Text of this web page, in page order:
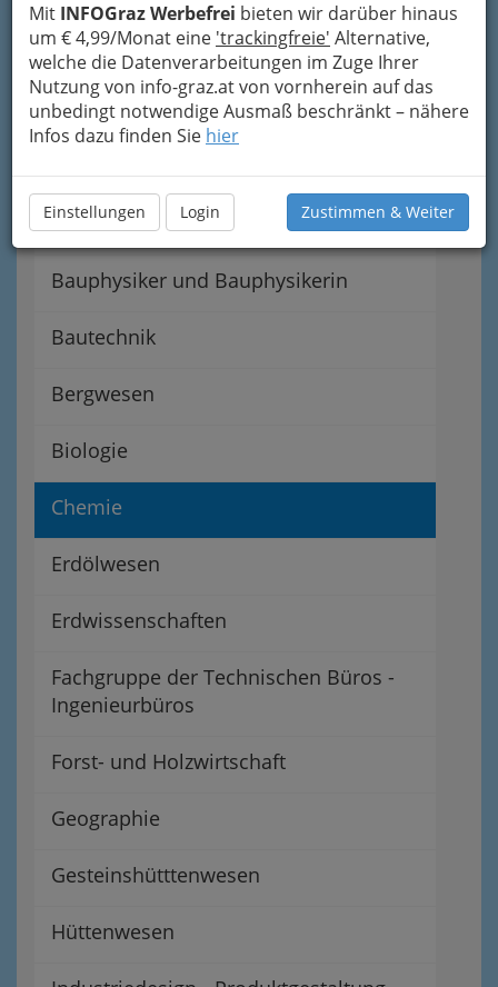
Mit INFOGraz Werbefrei bieten wir darüber hinaus
um € 4,99/Monat eine 'trackingfreie' Alternative,
welche die Datenverarbeitungen im Zuge Ihrer
Nutzung von info-graz.at von vornherein auf das
unbedingt notwendige Ausmaß beschränkt – nähere
Infos dazu finden Sie hier
Einstellungen Login Zustimmen & Weiter
Navigation
Elektrotechnik
Installationstechnik in Graz
und Graz Umgebung
Bauphysiker und Bauphysikerin
Bautechnik
Bergwesen
Biologie
Chemie
Erdölwesen
Erdwissenschaften
Fachgruppe der Technischen Büros -
Ingenieurbüros
Forst- und Holzwirtschaft
Geographie
Gesteinshütttenwesen
Hüttenwesen